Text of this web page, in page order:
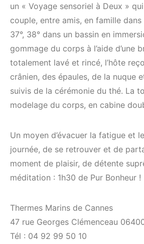
un « Voyage sensoriel à Deux »
couple, entre amis, en famille dans
37°, 38° dans un bassin en
gommage du corps à l’aide d’une
totalement lavé et rincé, l’hôte
crânien, des épaules, de la nuque
suivis de la cérémonie du thé. La
modelage du corps, en cabine
Un moyen d’évacuer la fatigue et
journée, de se retrouver et de
moment de plaisir, de détente
méditation : 1h30 de Pur Bonheur !
Thermes Marins de Cannes
47 rue Georges Clémenceau
Tél : 04 92 99 50 10